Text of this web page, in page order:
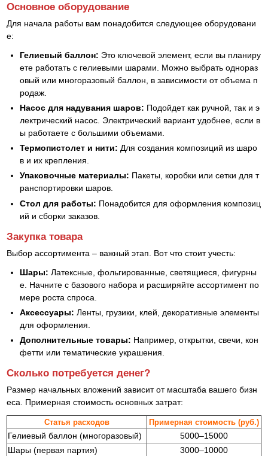
Основное оборудование
Для начала работы вам понадобится следующее оборудовани
е:
Гелиевый баллон: Это ключевой элемент, если вы планиру
ете работать с гелиевыми шарами. Можно выбрать однораз
овый или многоразовый баллон, в зависимости от объема п
родаж.
Насос для надувания шаров: Подойдет как ручной, так и э
лектрический насос. Электрический вариант удобнее, если в
ы работаете с большими объемами.
Термопистолет и нити: Для создания композиций из шаро
в и их крепления.
Упаковочные материалы: Пакеты, коробки или сетки для т
ранспортировки шаров.
Стол для работы: Понадобится для оформления композиц
ий и сборки заказов.
Закупка товара
Выбор ассортимента – важный этап. Вот что стоит учесть:
Шары: Латексные, фольгированные, светящиеся, фигурны
е. Начните с базового набора и расширяйте ассортимент по
мере роста спроса.
Аксессуары: Ленты, грузики, клей, декоративные элементы
для оформления.
Дополнительные товары: Например, открытки, свечи, кон
фетти или тематические украшения.
Сколько потребуется денег?
Размер начальных вложений зависит от масштаба вашего бизн
еса. Примерная стоимость основных затрат:
Статья расходов Примерная стоимость (руб.)
Гелиевый баллон (многоразовый)
5000–15000
Шары (первая партия)
3000–10000